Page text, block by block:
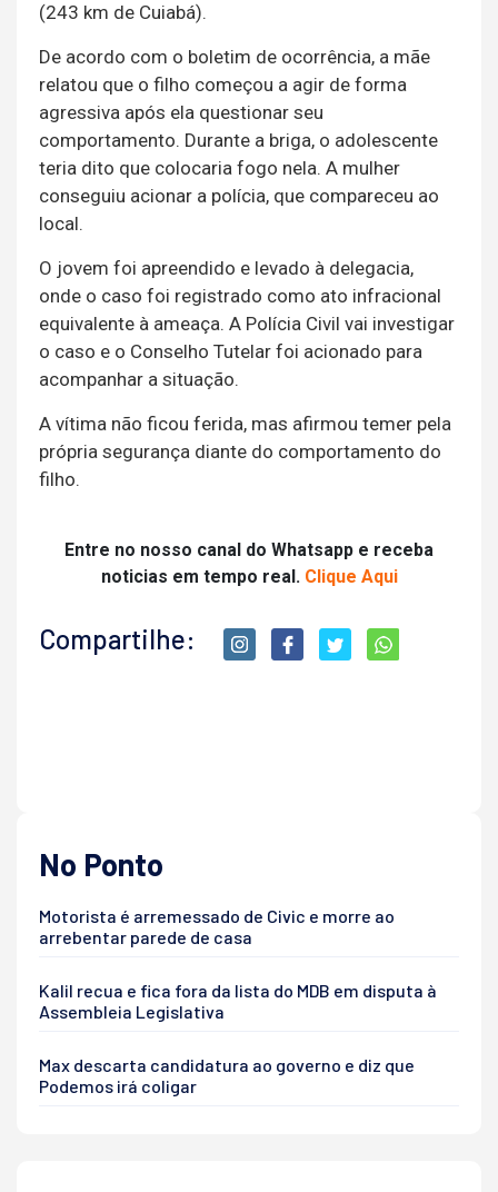
(243 km de Cuiabá).
De acordo com o boletim de ocorrência, a mãe
relatou que o filho começou a agir de forma
agressiva após ela questionar seu
comportamento. Durante a briga, o adolescente
teria dito que colocaria fogo nela. A mulher
conseguiu acionar a polícia, que compareceu ao
local.
O jovem foi apreendido e levado à delegacia,
onde o caso foi registrado como ato infracional
equivalente à ameaça. A Polícia Civil vai investigar
o caso e o Conselho Tutelar foi acionado para
acompanhar a situação.
A vítima não ficou ferida, mas afirmou temer pela
própria segurança diante do comportamento do
filho.
Entre no nosso canal do Whatsapp e receba
noticias em tempo real. Clique Aqui
Compartilhe:
No Ponto
Motorista é arremessado de Civic e morre ao
arrebentar parede de casa
Kalil recua e fica fora da lista do MDB em disputa à
Assembleia Legislativa
Max descarta candidatura ao governo e diz que
Podemos irá coligar